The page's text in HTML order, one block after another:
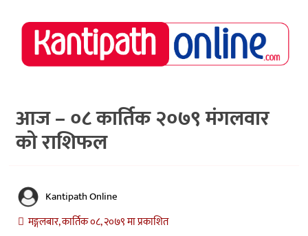
राष्ट्रिय
समाचार
नेपाल
अर्थ/
मनोरञ्जन
स्वास्थ्य
आज – ०८ कार्तिक २०७९ मंगलवार
को राशिफल
Kantipath Online
मङ्गलबार, कार्तिक ०८, २०७९ मा प्रकाशित